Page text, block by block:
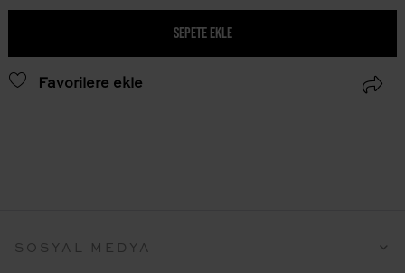
SEPETE EKLE
Favorilere ekle
SOSYAL MEDYA